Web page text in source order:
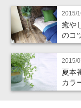
2015/
癒や
のコ
2015/
夏本
カラ